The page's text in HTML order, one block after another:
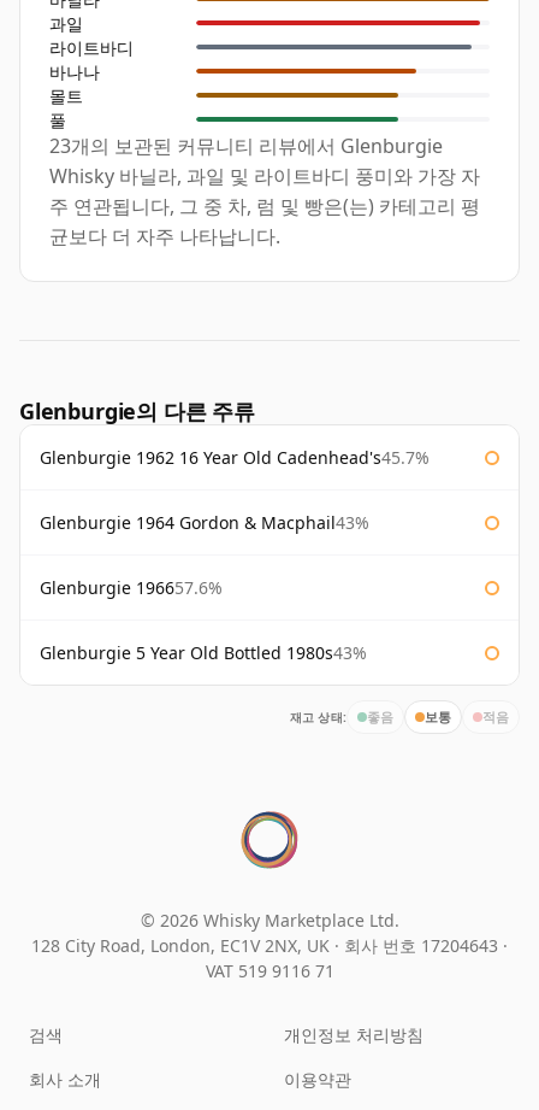
과일
라이트바디
바나나
몰트
풀
23개의 보관된 커뮤니티 리뷰에서 Glenburgie
Whisky 바닐라, 과일 및 라이트바디 풍미와 가장 자
주 연관됩니다, 그 중 차, 럼 및 빵은(는) 카테고리 평
균보다 더 자주 나타납니다.
Glenburgie의 다른 주류
Glenburgie 1962 16 Year Old Cadenhead's45.7%
Glenburgie 1964 Gordon & Macphail43%
Glenburgie 196657.6%
Glenburgie 5 Year Old Bottled 1980s43%
재고 상태: 좋음 보통 적음
© 2026 Whisky Marketplace Ltd.
128 City Road, London, EC1V 2NX, UK · 회사 번호 17204643 ·
VAT 519 9116 71
검색
회사 소개
개인정보 처리방침
이용약관